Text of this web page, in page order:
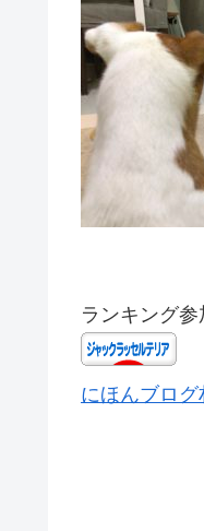
ランキング参
にほんブログ